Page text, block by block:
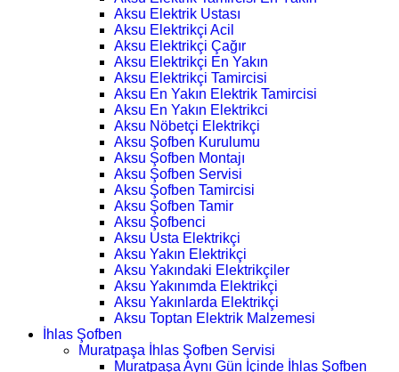
Aksu Elektrik Ustası
Aksu Elektrikçi Acil
Aksu Elektrikçi Çağır
Aksu Elektrikçi En Yakın
Aksu Elektrikçi Tamircisi
Aksu En Yakın Elektrik Tamircisi
Aksu En Yakın Elektrikci
Aksu Nöbetçi Elektrikçi
Aksu Şofben Kurulumu
Aksu Şofben Montajı
Aksu Şofben Servisi
Aksu Şofben Tamircisi
Aksu Şofben Tamir
Aksu Şofbenci
Aksu Usta Elektrikçi
Aksu Yakın Elektrikçi
Aksu Yakındaki Elektrikçiler
Aksu Yakınımda Elektrikçi
Aksu Yakınlarda Elektrikçi
Aksu Toptan Elektrik Malzemesi
İhlas Şofben
Muratpaşa İhlas Şofben Servisi
Muratpaşa Aynı Gün İçinde İhlas Şofben